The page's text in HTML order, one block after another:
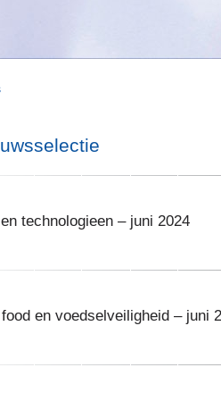
technologieen – juni 2024
en voedselveiligheid – juni